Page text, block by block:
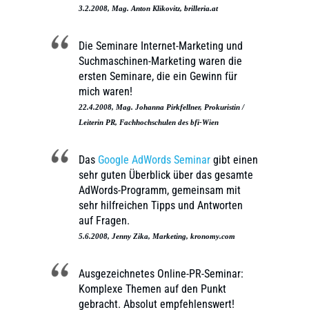
3.2.2008, Mag. Anton Klikovitz, brilleria.at
Die Seminare Internet-Marketing und
Suchmaschinen-Marketing waren die
ersten Seminare, die ein Gewinn für
mich waren!
22.4.2008, Mag. Johanna Pirkfellner, Prokuristin /
Leiterin PR, Fachhochschulen des bfi-Wien
Das Google AdWords Seminar gibt einen
sehr guten Überblick über das gesamte
AdWords-Programm, gemeinsam mit
sehr hilfreichen Tipps und Antworten
auf Fragen.
5.6.2008, Jenny Zika, Marketing, kronomy.com
Ausgezeichnetes Online-PR-Seminar:
Komplexe Themen auf den Punkt
gebracht. Absolut empfehlenswert!